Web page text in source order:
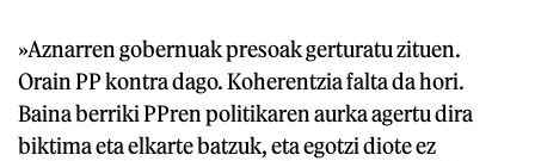
»Aznarren gobernuak presoak gerturatu zituen.
Orain PP kontra dago. Koherentzia falta da hori.
Baina berriki PPren politikaren aurka agertu dira
biktima eta elkarte batzuk, eta egotzi diote ez